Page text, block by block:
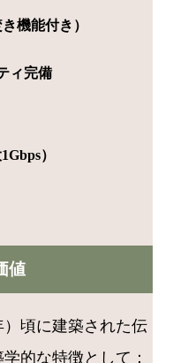
機能付き）
ィ完備
）
値
）頃に建築された伝
的な特徴として：